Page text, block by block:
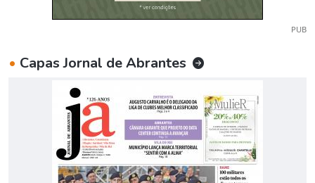
PUB
• Capas Jornal de Abrantes